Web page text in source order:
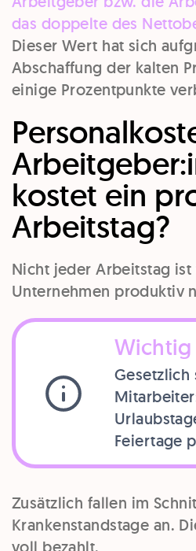
das doppelte des
Dieser Wert hat sich
Abschaffung der kalten
einige Prozentpunkte
kostet ein
Arbeitstag?
Nicht jeder Arbeitstag ist
Unternehmen produktiv
Wichtig
Gesetzlich
Feiertage
Zusätzlich fallen im
Krankenstandstage an.